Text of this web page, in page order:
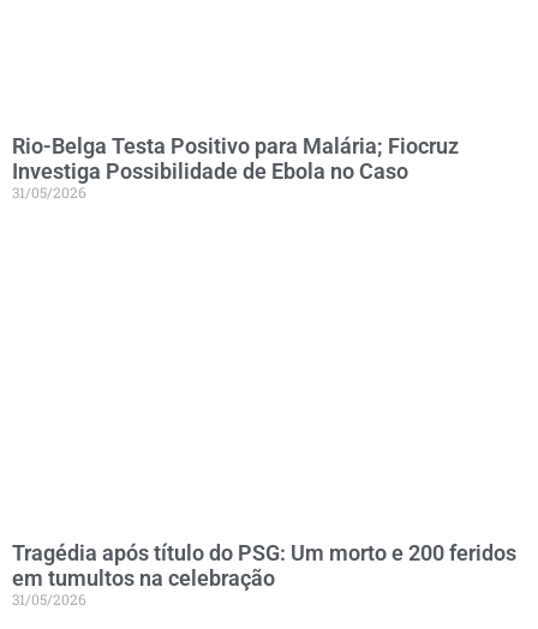
Rio-Belga Testa Positivo para Malária; Fiocruz
Investiga Possibilidade de Ebola no Caso
31/05/2026
Tragédia após título do PSG: Um morto e 200 feridos
em tumultos na celebração
31/05/2026